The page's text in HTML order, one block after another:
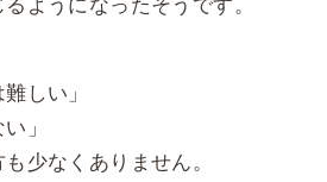
ようになったそうです。
しい」
」
少なくありません。